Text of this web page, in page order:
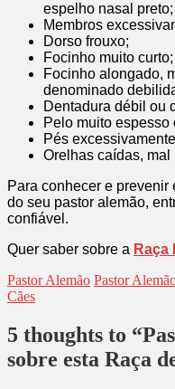
espelho nasal preto;
Membros
Dorso frouxo;
Focinho muito curto;
Focinho alongado,
denominado
Dentadura débil ou
Pelo muito espesso
Pés
Orelhas caídas,
Para conhecer e
do seu pastor alemão,
confiável.
Quer saber sobre a Raça
Pastor Alemão Pastor
Cães
5 thoughts to
sobre esta Raça